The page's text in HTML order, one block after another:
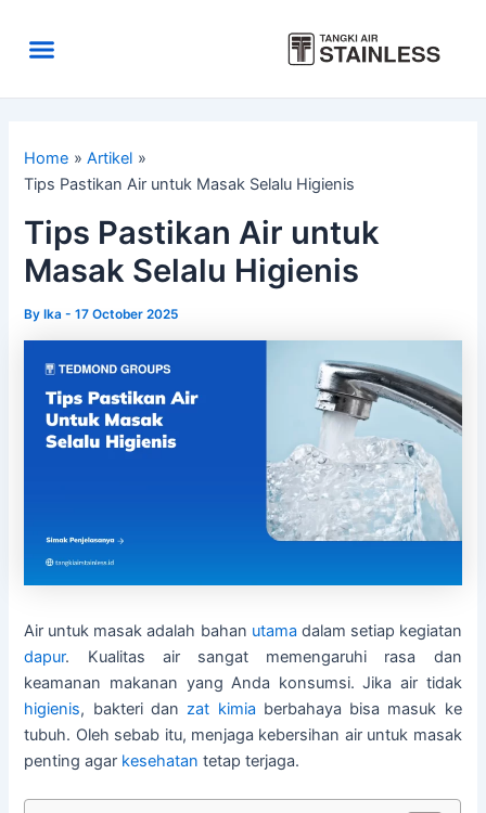
contentMenu
Home
Artikel
Tips Pastikan Air untuk Masak Selalu Higienis
Tips Pastikan Air untuk
Masak Selalu Higienis
ByIka-17 October 2025
Air untuk masak adalah bahan utama dalam setiap kegiatan
dapur. Kualitas air sangat memengaruhi rasa dan
keamanan makanan yang Anda konsumsi. Jika air tidak
higienis, bakteri danzat kimia berbahaya bisa masuk ke
tubuh. Oleh sebab itu, menjaga kebersihan air untuk masak
penting agar kesehatan tetap terjaga.